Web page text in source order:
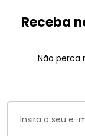
Receba
Não perca